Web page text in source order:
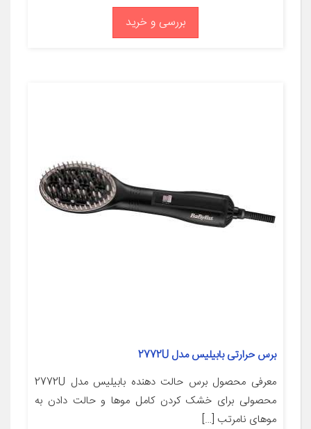
بررسی و خرید
برس حرارتی بابیلیس مدل 2772U
معرفی محصول برس حالت دهنده بابیلیس مدل 2772U
محصولی برای خشک کردن کامل موها و حالت دادن به
موهای نامرتب […]